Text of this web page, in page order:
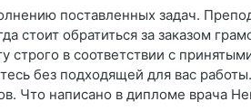
поставленных задач.
стоит обратиться за заказом
в соответствии с
без подходящей для вас
Что написано в дипломе врача